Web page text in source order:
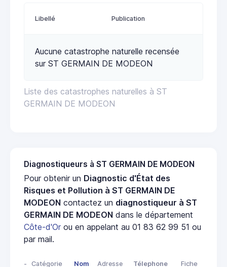
Liste des catastrophes naturelles à ST
GERMAIN DE MODEON
Libellé Publication
Aucune catastrophe naturelle recensée
sur ST GERMAIN DE MODEON
Diagnostiqueurs à ST GERMAIN DE MODEON
Pour obtenir un Diagnostic d'État des
Risques et Pollution à ST GERMAIN DE
MODEON contactez un diagnostiqueur à ST
GERMAIN DE MODEON dans le département
Côte-d'Or ou en appelant au 01 83 62 99 51 ou
par mail.
- Catégorie Nom Adresse Télephone Fiche